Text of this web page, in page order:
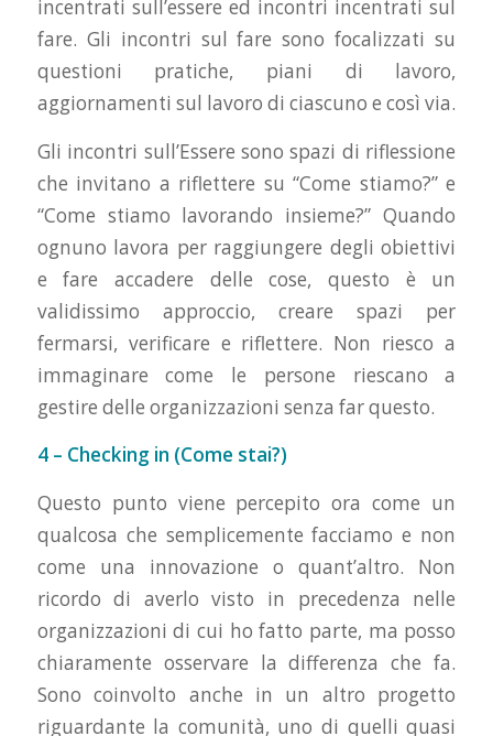
incentrati sull’essere ed incontri incentrati sul
fare. Gli incontri sul fare sono focalizzati su
questioni pratiche, piani di lavoro,
aggiornamenti sul lavoro di ciascuno e così via.
Gli incontri sull’Essere sono spazi di riflessione
che invitano a riflettere su “Come stiamo?” e
“Come stiamo lavorando insieme?” Quando
ognuno lavora per raggiungere degli obiettivi
e fare accadere delle cose, questo è un
validissimo approccio, creare spazi per
fermarsi, verificare e riflettere. Non riesco a
immaginare come le persone riescano a
gestire delle organizzazioni senza far questo.
4 – Checking in (Come stai?)
Questo punto viene percepito ora come un
qualcosa che semplicemente facciamo e non
come una innovazione o quant’altro. Non
ricordo di averlo visto in precedenza nelle
organizzazioni di cui ho fatto parte, ma posso
chiaramente osservare la differenza che fa.
Sono coinvolto anche in un altro progetto
riguardante la comunità, uno di quelli quasi